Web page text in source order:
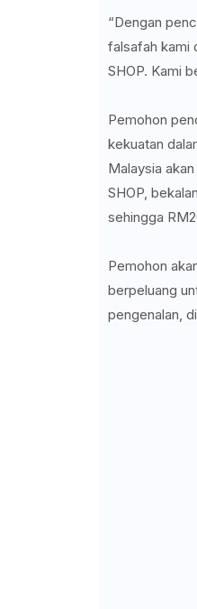
“Dengan
falsafah kami
SHOP. Kami
Pemohon
kekuatan
Malaysia
SHOP,
sehingga
Pemohon
berpeluang
pengenalan,